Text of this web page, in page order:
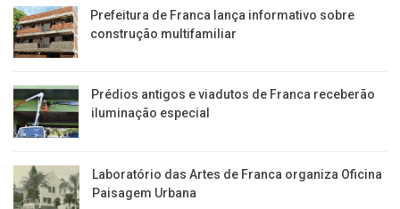
Prefeitura de Franca lança informativo sobre
construção multifamiliar
Prédios antigos e viadutos de Franca receberão
iluminação especial
Laboratório das Artes de Franca organiza Oficina
Paisagem Urbana